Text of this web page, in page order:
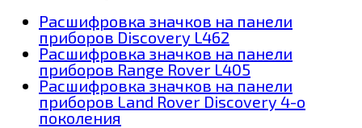
Расшифровка значков на панели
приборов Discovery L462
Расшифровка значков на панели
приборов Range Rover L405
Расшифровка значков на панели
приборов Land Rover Discovery 4-о
поколения